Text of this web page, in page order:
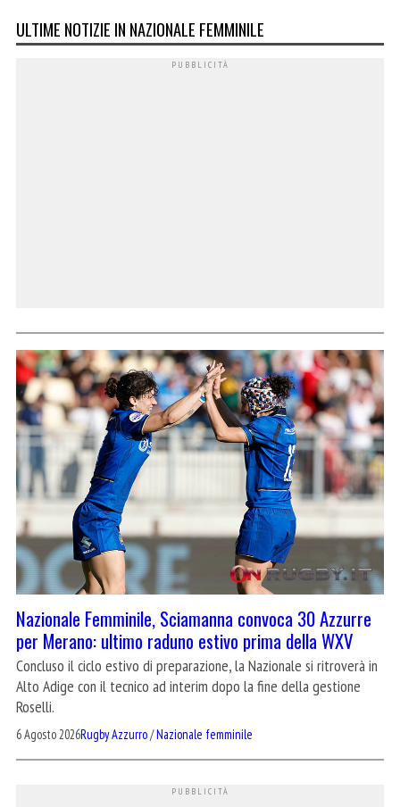
ULTIME NOTIZIE IN NAZIONALE FEMMINILE
Nazionale Femminile, Sciamanna convoca 30 Azzurre
per Merano: ultimo raduno estivo prima della WXV
Concluso il ciclo estivo di preparazione, la Nazionale si ritroverà in
Alto Adige con il tecnico ad interim dopo la fine della gestione
Roselli.
6 Agosto 2026Rugby Azzurro/Nazionale femminile